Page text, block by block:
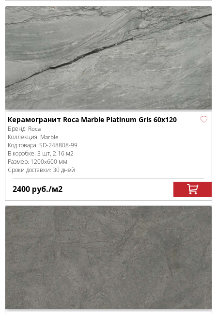
Керамогранит Roca Marble Platinum Gris 60x120
Бренд: Roca
Коллекция: Marble
Код товара: SD-248808-99
В коробке: 3 шт, 2.16 м2
Размер: 1200x600 мм
Сроки доставки: 30 дней
2400 руб./м2